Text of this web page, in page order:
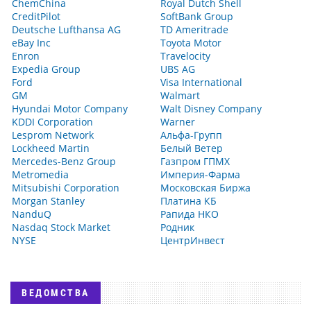
ChemChina
CreditPilot
Deutsche Lufthansa AG
eBay Inc
Enron
Expedia Group
Ford
GM
Hyundai Motor Company
KDDI Corporation
Lesprom Network
Lockheed Martin
Mercedes-Benz Group
Metromedia
Mitsubishi Corporation
Morgan Stanley
NanduQ
Nasdaq Stock Market
NYSE
Royal Dutch Shell
SoftBank Group
TD Ameritrade
Toyota Motor
Travelocity
UBS AG
Visa International
Walmart
Walt Disney Company
Warner
Альфа-Групп
Белый Ветер
Газпром ГПМХ
Империя-Фарма
Московская Биржа
Платина КБ
Рапида НКО
Родник
ЦентрИнвест
ВЕДОМСТВА